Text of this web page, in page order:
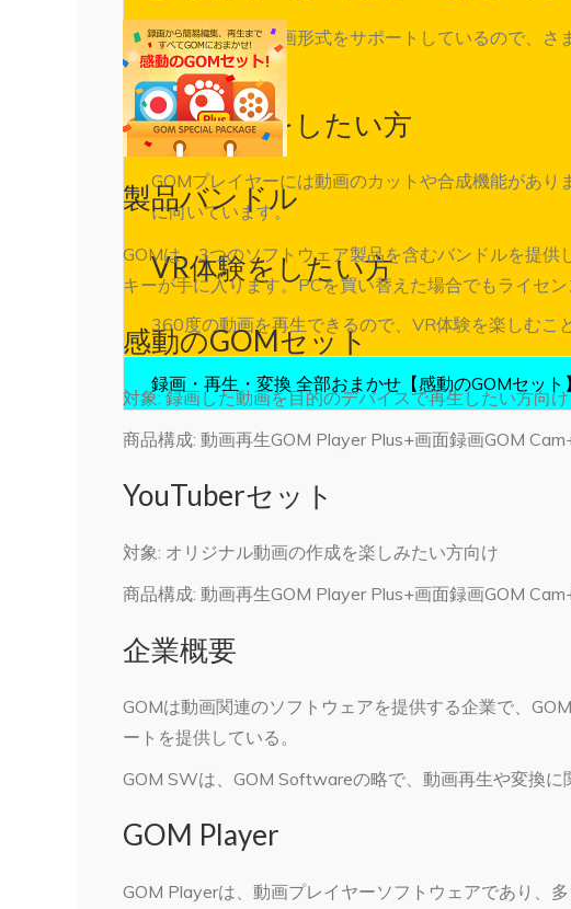
GOMは多様な動画形式をサポートしているので、さ
とができます。
動画編集をしたい方
GOMプレイヤーには動画のカットや合成機能があり
に向いています。
VR体験をしたい方
360度の動画を再生できるので、VR体験を楽しむこ
録画・再生・変換 全部おまかせ【感動のGOMセット】
製品バンドル
GOMは、3つのソフトウェア製品を含むバンドルを提
キーが手に入ります。PCを買い替えた場合でもライセン
感動のGOMセット
対象: 録画した動画を目的のデバイスで再生したい方向け
商品構成: 動画再生GOM Player Plus+画面録画GOM
YouTuberセット
対象: オリジナル動画の作成を楽しみたい方向け
商品構成: 動画再生GOM Player Plus+画面録画GOM
企業概要
GOMは動画関連のソフトウェアを提供する企業で、
ートを提供している。
GOM SWは、GOM Softwareの略で、動画再生や変換に
GOM Player
GOM Playerは、動画プレイヤーソフトウェアであり、